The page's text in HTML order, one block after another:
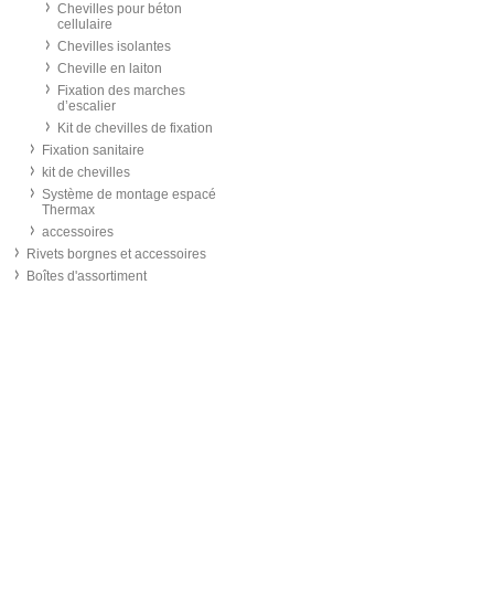
Chevilles pour béton
cellulaire
Chevilles isolantes
Cheville en laiton
Fixation des marches
d’escalier
Kit de chevilles de fixation
Fixation sanitaire
kit de chevilles
Système de montage espacé
Thermax
accessoires
Rivets borgnes et accessoires
Boîtes d'assortiment